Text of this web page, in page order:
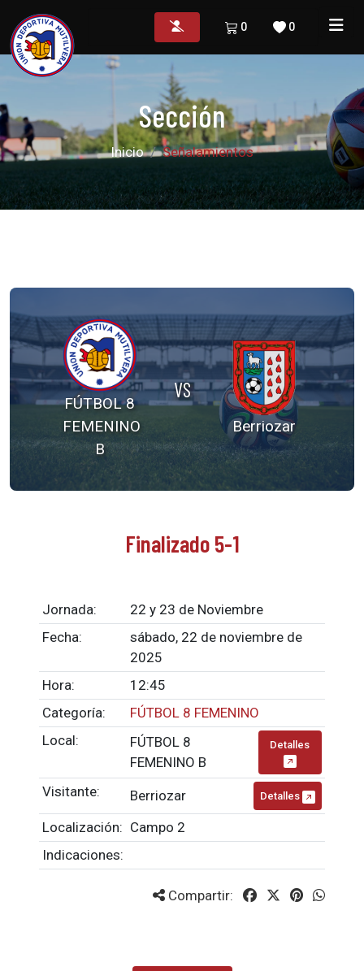
0
0
Sección
Inicio Señalamientos
FÚTBOL 8
FEMENINO
B
VS
Berriozar
Finalizado 5-1
Jornada:
22 y 23 de Noviembre
Fecha:
sábado, 22 de noviembre de
2025
Hora:
12:45
Categoría:
FÚTBOL 8 FEMENINO
Local:
FÚTBOL 8
FEMENINO B
Detalles
Visitante: Berriozar Detalles
Localización: Campo 2
Indicaciones:
Compartir: